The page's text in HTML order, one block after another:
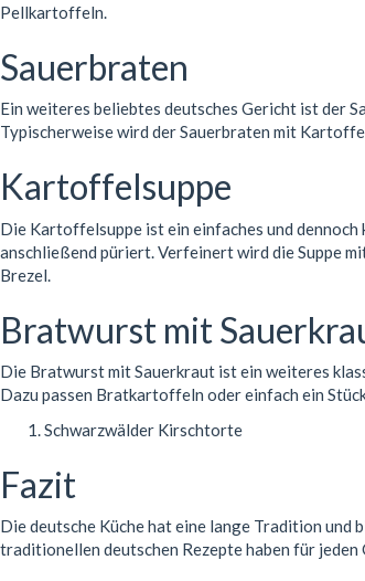
Pellkartoffeln.
Sauerbraten
Ein weiteres beliebtes deutsches Gericht ist der
Typischerweise wird der Sauerbraten mit
Kartoffelsuppe
Die Kartoffelsuppe ist ein einfaches und
anschließend püriert. Verfeinert wird die Suppe
Brezel.
Bratwurst mit
Die Bratwurst mit Sauerkraut ist ein weiteres
Dazu passen Bratkartoffeln oder einfach ein
Schwarzwälder Kirschtorte
Fazit
Die deutsche Küche hat eine lange Tradition und
traditionellen deutschen Rezepte haben für jeden